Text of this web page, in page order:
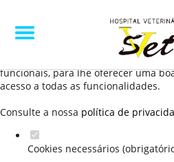
Defina as suas preferências de
website.
Este website utiliza cookies
funcionais, para lhe oferecer uma
acesso a todas as funcionalidades.
Consulte a nossa política de
Cookies necessários